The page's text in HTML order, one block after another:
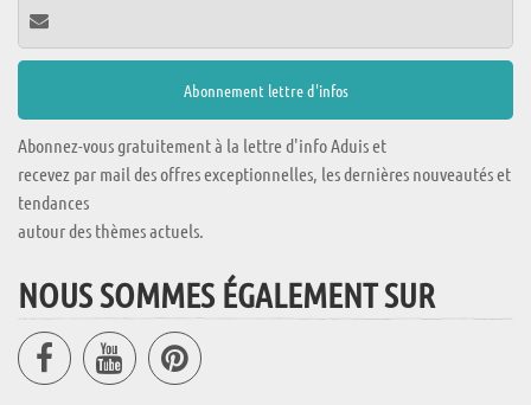
Abonnez-vous gratuitement à la lettre d'info Aduis et
recevez par mail des offres exceptionnelles, les dernières nouveautés et
tendances
autour des thèmes actuels.
NOUS SOMMES ÉGALEMENT SUR